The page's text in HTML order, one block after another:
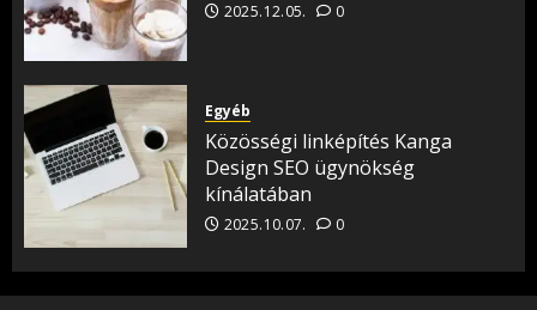
2025.12.05. 0
Egyéb
Közösségi linképítés Kanga
Design SEO ügynökség
kínálatában
2025.10.07. 0